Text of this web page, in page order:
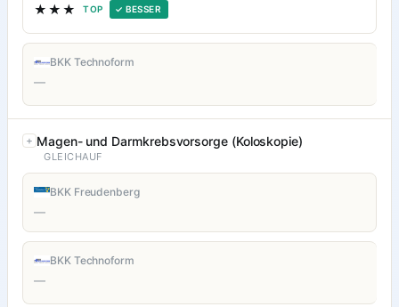
★★★ TOP ✓ BESSER
BKK Technoform
—
Magen- und Darmkrebsvorsorge (Koloskopie)
GLEICHAUF
BKK Freudenberg
—
BKK Technoform
—